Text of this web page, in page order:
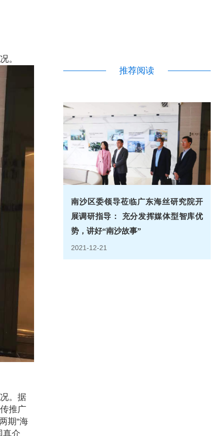
。
。据
推广
期“海
真介
推荐阅读
南沙区委领导莅临广东海丝研究院开
展调研指导： 充分发挥媒体型智库优
势，讲好“南沙故事”
2021-12-21